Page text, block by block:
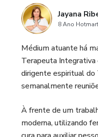
Jayana
8 Ano
Médium atuante há
Terapeuta Integrativa
dirigente espiritual do
semanalmente
À frente de um
moderna, utilizando